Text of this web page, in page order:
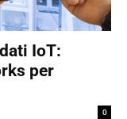
IoT:
per
0